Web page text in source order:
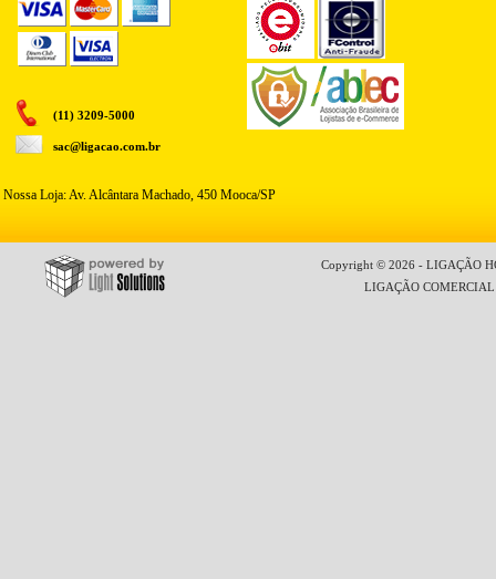
(11) 3209-5000
sac@ligacao.com.br
Nossa Loja: Av. Alcântara Machado, 450 Mooca/SP
Copyright © 2026 - LIGAÇÃO
LIGAÇÃO